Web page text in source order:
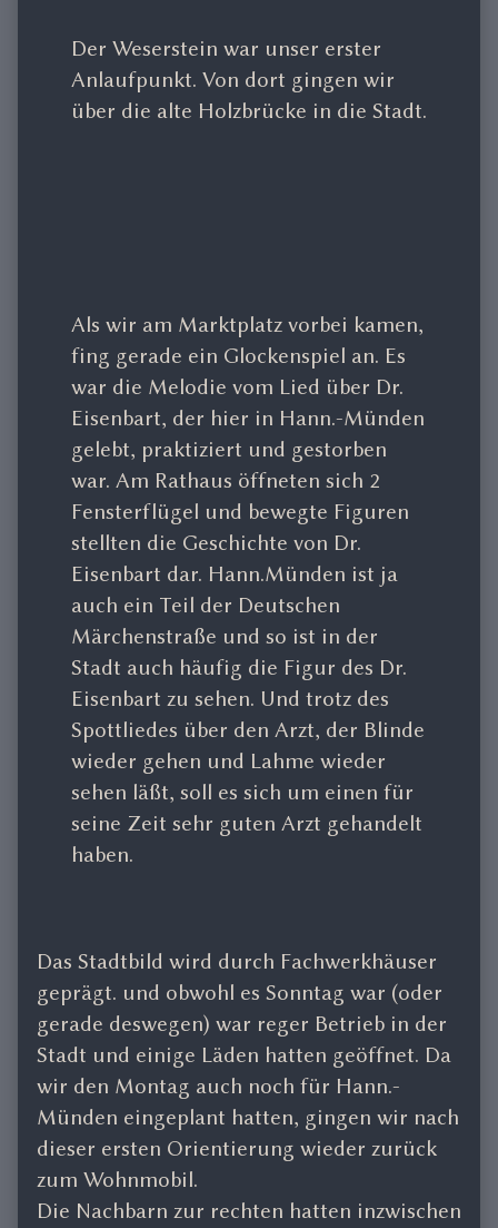
Der Weserstein war unser erster
Anlaufpunkt. Von dort gingen wir
über die alte Holzbrücke in die Stadt.
Als wir am Marktplatz vorbei kamen,
fing gerade ein Glockenspiel an. Es
war die Melodie vom Lied über Dr.
Eisenbart, der hier in Hann.-Münden
gelebt, praktiziert und gestorben
war. Am Rathaus öffneten sich 2
Fensterflügel und bewegte Figuren
stellten die Geschichte von Dr.
Eisenbart dar. Hann.Münden ist ja
auch ein Teil der Deutschen
Märchenstraße und so ist in der
Stadt auch häufig die Figur des Dr.
Eisenbart zu sehen. Und trotz des
Spottliedes über den Arzt, der Blinde
wieder gehen und Lahme wieder
sehen läßt, soll es sich um einen für
seine Zeit sehr guten Arzt gehandelt
haben.
Das Stadtbild wird durch Fachwerkhäuser
geprägt. und obwohl es Sonntag war (oder
gerade deswegen) war reger Betrieb in der
Stadt und einige Läden hatten geöffnet. Da
wir den Montag auch noch für Hann.-
Münden eingeplant hatten, gingen wir nach
dieser ersten Orientierung wieder zurück
zum Wohnmobil.
Die Nachbarn zur rechten hatten inzwischen